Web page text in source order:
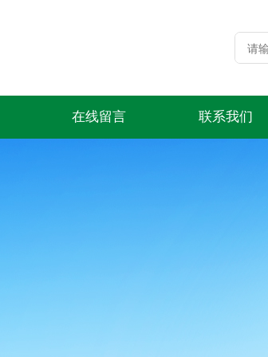
在线留言 联系我们